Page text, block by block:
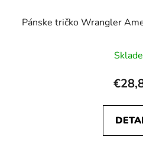
Pánske tričko Wrangler